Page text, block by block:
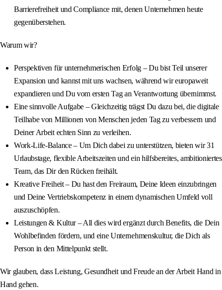
Barrierefreiheit und Compliance mit, denen Unternehmen heute
gegenüberstehen.
Warum wir?
Perspektiven für unternehmerischen Erfolg – Du bist Teil unserer
Expansion und kannst mit uns wachsen, während wir europaweit
expandieren und Du vom ersten Tag an Verantwortung übernimmst.
Eine sinnvolle Aufgabe – Gleichzeitig trägst Du dazu bei, die digitale
Teilhabe von Millionen von Menschen jeden Tag zu verbessern und
Deiner Arbeit echten Sinn zu verleihen.
Work-Life-Balance – Um Dich dabei zu unterstützen, bieten wir 31
Urlaubstage, flexible Arbeitszeiten und ein hilfsbereites, ambitioniertes
Team, das Dir den Rücken freihält.
Kreative Freiheit – Du hast den Freiraum, Deine Ideen einzubringen
und Deine Vertriebskompetenz in einem dynamischen Umfeld voll
auszuschöpfen.
Leistungen & Kultur – All dies wird ergänzt durch Benefits, die Dein
Wohlbefinden fördern, und eine Unternehmenskultur, die Dich als
Person in den Mittelpunkt stellt.
Wir glauben, dass Leistung, Gesundheit und Freude an der Arbeit Hand in
Hand gehen.